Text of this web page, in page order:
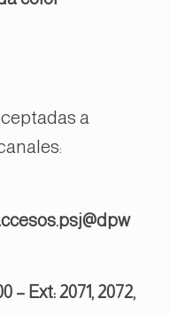
a
– Ext: 2071, 2072,